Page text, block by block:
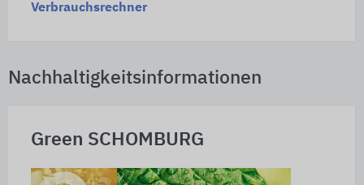
Verbrauchsrechner
Nachhaltigkeitsinformationen
Green SCHOMBURG